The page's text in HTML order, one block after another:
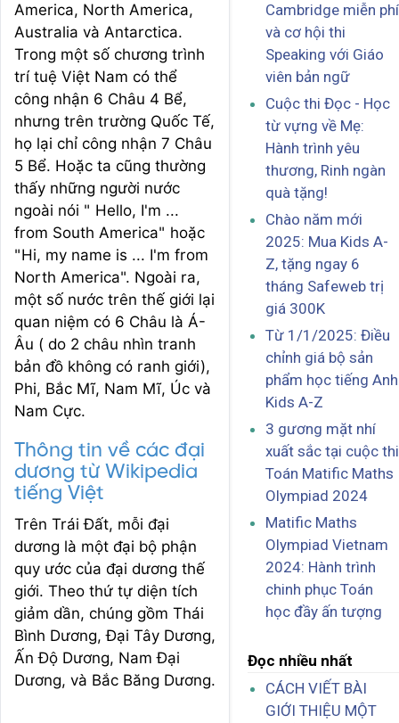
America, North America,
Australia và Antarctica.
Trong một số chương trình
trí tuệ Việt Nam có thể
công nhận 6 Châu 4 Bể,
nhưng trên trường Quốc Tế,
họ lại chỉ công nhận 7 Châu
5 Bể. Hoặc ta cũng thường
thấy những người nước
ngoài nói " Hello, I'm ...
from South America" hoặc
"Hi, my name is ... I'm from
North America". Ngoài ra,
một số nước trên thế giới lại
quan niệm có 6 Châu là Á-
Âu ( do 2 châu nhìn tranh
bản đồ không có ranh giới),
Phi, Bắc Mĩ, Nam Mĩ, Úc và
Nam Cực.
Thông tin về các đại
dương từ Wikipedia
tiếng Việt
Trên Trái Đất, mỗi đại
dương là một đại bộ phận
quy ước của đại dương thế
giới. Theo thứ tự diện tích
giảm dần, chúng gồm Thái
Bình Dương, Đại Tây Dương,
Ấn Độ Dương, Nam Đại
Dương, và Bắc Băng Dương.
Cambridge miễn phí
và cơ hội thi
Speaking với Giáo
viên bản ngữ
Cuộc thi Đọc - Học
từ vựng về Mẹ:
Hành trình yêu
thương, Rinh ngàn
quà tặng!
Chào năm mới
2025: Mua Kids A-
Z, tặng ngay 6
tháng Safeweb trị
giá 300K
Từ 1/1/2025: Điều
chỉnh giá bộ sản
phẩm học tiếng Anh
Kids A-Z
3 gương mặt nhí
xuất sắc tại cuộc thi
Toán Matific Maths
Olympiad 2024
Matific Maths
Olympiad Vietnam
2024: Hành trình
chinh phục Toán
học đầy ấn tượng
Đọc nhiều nhất
CÁCH VIẾT BÀI
GIỚI THIỆU MỘT